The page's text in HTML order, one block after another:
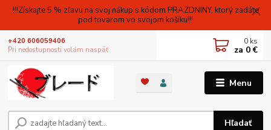
!!!Získajte 5 % zľavu na svoj nákup s kódom PRAZDNINY, ktorý zadáte
pod tovarom vo svojom košíku!!!
Menu
Hľadať
+420 606059406
Pri nedostupnosti volám naspäť
0 ks
za 0 €